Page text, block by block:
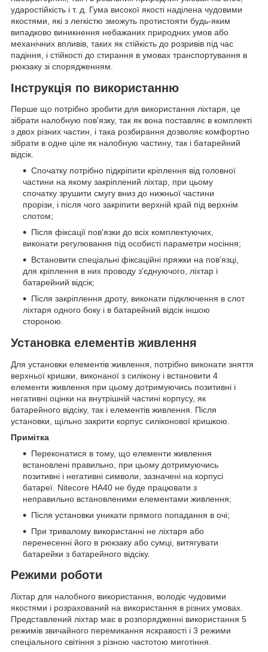
ударостійкість і т. д. Гума високої якості наділена чудовими
якостями, які з легкістю зможуть протистояти будь-яким
випадково виникнення небажаних природних умов або
механічних впливів, таких як стійкість до розривів під час
падіння, і стійкості до стирання в умовах транспортування в
рюкзаку зі спорядженням.
Інструкція по використанню
Перше що потрібно зробити для використання ліхтаря, це
зібрати налобную пов'язку, так як вона поставляє в комплекті
з двох різних частин, і така розбирання дозволяє комфортно
зібрати в одне ціле як налобную частину, так і батарейний
відсік.
Спочатку потрібно підкріпити кріплення від головної
частини на якому закріплений ліхтар, при цьому
спочатку зрушити смугу вниз до нижньої частини
прорізи, і після чого закріпити верхній край під верхнім
слотом;
Після фіксації пов'язки до всіх комплектуючих,
виконати регулювання під особисті параметри носіння;
Встановити спеціальні фіксаційні пряжки на пов'язці,
для кріплення в них проводу з'єднуючого, ліхтар і
батарейний відсік;
Після закріплення дроту, виконати підключення в слот
ліхтаря одного боку і в батарейний відсік іншою
стороною.
Установка елементів живлення
Для установки елементів живлення, потрібно виконати зняття
верхньої кришки, виконаної з силікону і встановити 4
елементи живлення при цьому дотримуючись позитивні і
негативні оцінки на внутрішній частині корпусу, як
батарейного відсіку, так і елементів живлення. Після
установки, щільно закрити корпус силіконової кришкою.
Примітка
Переконатися в тому, що елементи живлення
встановлені правильно, при цьому дотримуючись
позитивні і негативні символи, зазначені на корпусі
батареї. Nitecore HA40 не буде працювати з
неправильно встановленими елементами живлення;
Після установки уникати прямого попадання в очі;
При тривалому використанні не ліхтаря або
перенесенні його в рюкзаку або сумці, витягувати
батарейки з батарейного відсіку.
Режими роботи
Ліхтар для налобного використання, володіє чудовими
якостями і розрахований на використання в різних умовах.
Представлений ліхтар має в розпорядженні використання 5
режимів звичайного перемикання яскравості і 3 режими
спеціального світіння з різною частотою миготіння.